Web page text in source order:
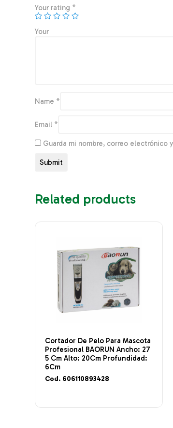
Your rating *
Name *
Email *
Guarda mi nombre, correo electrónico
Related products
Cortador De Pelo Para Mascota
Profesional BAORUN Ancho: 27
5 Cm Alto: 20Cm Profundidad:
6Cm
Cod. 606110893428